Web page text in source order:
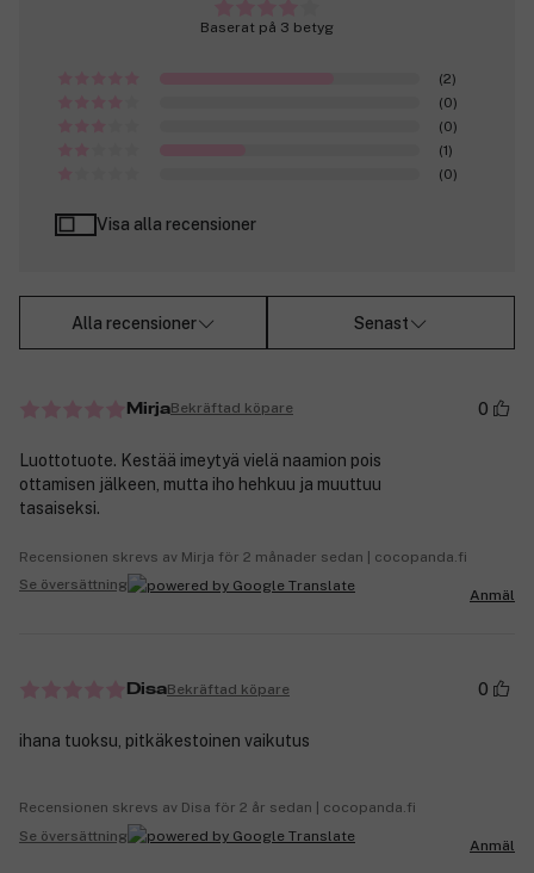
Baserat på 3 betyg
(2)
(0)
(0)
(1)
(0)
Visa alla recensioner
Alla recensioner Senast
MirjaBekräftad köpare 0
Luottotuote. Kestää imeytyä vielä naamion pois
ottamisen jälkeen, mutta iho hehkuu ja muuttuu
tasaiseksi.
Recensionen skrevs av Mirja för 2 månader sedan | cocopanda.fi
Se översättning
Anmäl
DisaBekräftad köpare 0
ihana tuoksu, pitkäkestoinen vaikutus
Recensionen skrevs av Disa för 2 år sedan | cocopanda.fi
Se översättning
Anmäl